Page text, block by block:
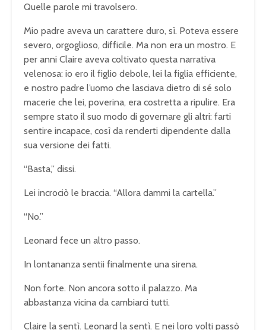
Quelle parole mi travolsero.
Mio padre aveva un carattere duro, sì. Poteva essere
severo, orgoglioso, difficile. Ma non era un mostro. E
per anni Claire aveva coltivato questa narrativa
velenosa: io ero il figlio debole, lei la figlia efficiente,
e nostro padre l’uomo che lasciava dietro di sé solo
macerie che lei, poverina, era costretta a ripulire. Era
sempre stato il suo modo di governare gli altri: farti
sentire incapace, così da renderti dipendente dalla
sua versione dei fatti.
“Basta,” dissi.
Lei incrociò le braccia. “Allora dammi la cartella.”
“No.”
Leonard fece un altro passo.
In lontananza sentii finalmente una sirena.
Non forte. Non ancora sotto il palazzo. Ma
abbastanza vicina da cambiarci tutti.
Claire la sentì. Leonard la sentì. E nei loro volti passò